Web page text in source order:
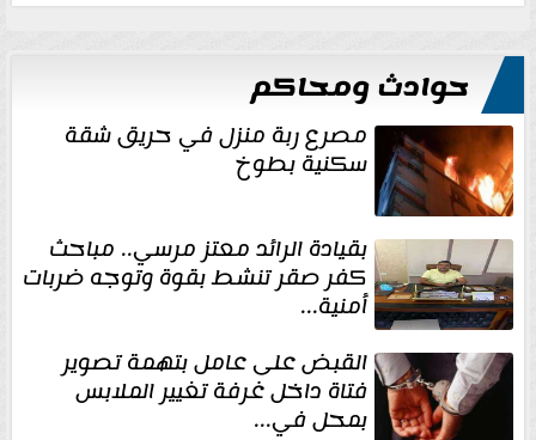
حوادث ومحاكم
مصرع ربة منزل في حريق شقة
سكنية بطوخ
بقيادة الرائد معتز مرسي.. مباحث
كفر صقر تنشط بقوة وتوجه ضربات
أمنية...
القبض على عامل بتهمة تصوير
فتاة داخل غرفة تغيير الملابس
بمحل في...